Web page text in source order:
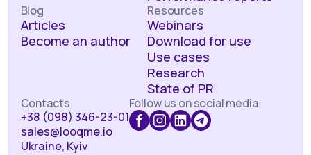
Resources
Webinars
Download for use
Use cases
Research
State of PR
Blog
Articles
Become an author
Contacts
+38 (098) 346-23-01
sales@looqme.io
Ukraine, Kyiv
Follow us on social media